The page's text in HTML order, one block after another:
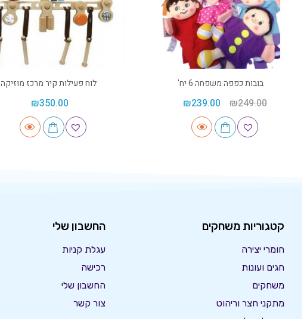
בובות כפפה משפחה 6 יח'
₪249.00
₪239.00
לוח פעילות קיר מרכז מוזיקה
₪350.00
קטגוריות משחקים
חומרי יצירה
חגים ועונות
משחקים
מתקני חצר וריהוט
החשבון שלי
עגלת קניות
רכישה
החשבון שלי
צור קשר